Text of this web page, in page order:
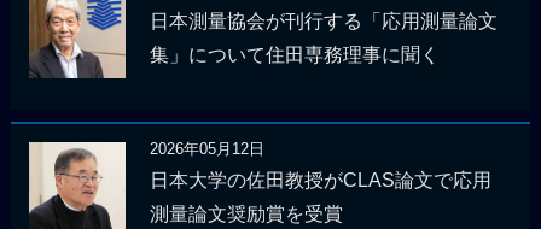
日本測量協会が刊行する「応用測量論文
集」について住田専務理事に聞く
2026年05月12日
日本大学の佐田教授がCLAS論文で応用
測量論文奨励賞を受賞